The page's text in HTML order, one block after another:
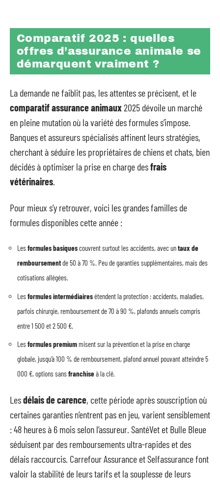
Comparatif 2025 : quelles
offres d’assurance animale se
démarquent vraiment ?
La demande ne faiblit pas, les attentes se précisent, et le
comparatif assurance animaux2025 dévoile un marché
en pleine mutation où la variété des formules s’impose.
Banques et assureurs spécialisés affinent leurs stratégies,
cherchant à séduire les propriétaires de chiens et chats, bien
décidés à optimiser la prise en charge desfrais
vétérinaires.
Pour mieux s’y retrouver, voici les grandes familles de
formules disponibles cette année :
Les formules basiquescouvrent surtout les accidents, avec untaux de
remboursementde 50 à 70 %. Peu de garanties supplémentaires, mais des
cotisations allégées.
Les formules intermédiairesétendent la protection : accidents, maladies,
parfois chirurgie, remboursement de 70 à 90 %, plafonds annuels compris
entre 1 500 et 2 500 €.
Les formules premium misent sur la prévention et la prise en charge
globale, jusqu’à 100 % de remboursement, plafond annuel pouvant atteindre 5
000 €, options sans franchiseà la clé.
Lesdélais de carence, cette période après souscription où
certaines garanties n’entrent pas en jeu, varient sensiblement
: 48 heures à 6 mois selon l’assureur. SantéVet et Bulle Bleue
séduisent par des remboursements ultra-rapides et des
délais raccourcis. Carrefour Assurance et Selfassurance font
valoir la stabilité de leurs tarifs et la souplesse de leurs